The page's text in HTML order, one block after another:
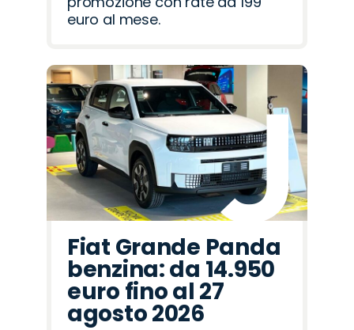
euro al mese.
Fiat Grande Panda
benzina: da 14.950
euro fino al 27
agosto 2026